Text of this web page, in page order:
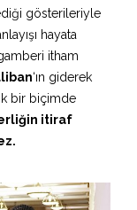
gösterileriyle
hayata
itham
‘ın giderek
bir biçimde
itiraf